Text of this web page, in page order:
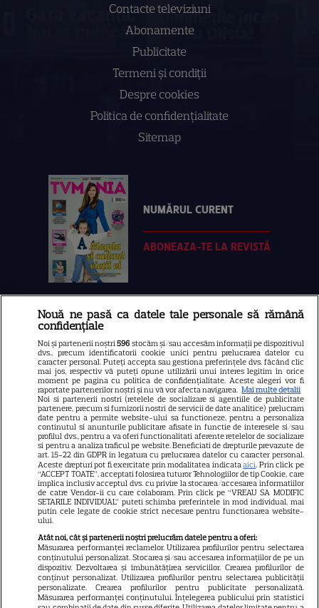
Contacte televiziuni
Abonamente
Publicitate
Termeni și condiții
Despre cookies
Politica de confidenţialitate
Sitemap
NUMĂRUL CURENT
ABONEAZA-TE LA REVISTĂ
Libertatea
Libertatea pentru femei
GSP
Știri mondene
Avantaje
Elle
Unica
Retete practice
URMĂREȘTE-NE PE
Copyright2026Ringier Romania – Toate Drepturile rezervate
Nouă ne pasă ca datele tale personale să rămână
confidențiale
Noi și partenerii noștri596 stocăm și/sau accesăm informații pe dispozitivul
dvs., precum identificatorii cookie unici pentru prelucrarea datelor cu
caracter personal. Puteți accepta sau gestiona preferințele dvs. făcând clic
mai jos, respectiv vă puteți opune utilizării unui interes legitim în orice
moment pe pagina cu politica de confidențialitate. Aceste alegeri vor fi
raportate partenerilor noștri și nu vă vor afecta navigarea. Mai multe detalii
Noi si partenerii nostri (retelele de socializare si agentiile de publicitate
partenere, precum si furnizorii nostri de servicii de date analitice) prelucram
date pentru a permite website-ului sa functioneze, pentru a personaliza
continutul si anunturile publicitare afisate in functie de interesele si/sau
profilul dvs., pentru a va oferi functionalitati aferente retelelor de socializare
si pentru a analiza traficul pe website. Beneficiati de drepturile prevazute de
art. 15-22 din GDPR in legatura cu prelucrarea datelor cu caracter personal.
Aceste drepturi pot fi exercitate prin modalitatea indicataaici. Prin click pe
“ACCEPT TOATE”, acceptati folosirea tuturor Tehnologiilor de tip Cookie, care
implica inclusiv acceptul dvs. cu privire la stocarea/accesarea informatiilor
de catre Vendor-ii cu care colaboram. Prin click pe “VREAU SA MODIFIC
SETARILE INDIVIDUAL” puteti schimba preferintele in mod individual, mai
putin cele legate de cookie strict necesare pentru functionarea website-
ului.
Atât noi, cât și partenerii noștri prelucrăm datele pentru a oferi:
Măsurarea performanței reclamelor. Utilizarea profilurilor pentru selectarea
conținutului personalizat. Stocarea și/sau accesarea informațiilor de pe un
dispozitiv. Dezvoltarea și îmbunătățirea serviciilor. Crearea profilurilor de
conținut personalizat. Utilizarea profilurilor pentru selectarea publicității
personalizate. Crearea profilurilor pentru publicitate personalizată.
Măsurarea performanței conținutului. Înțelegerea publicului prin statistici